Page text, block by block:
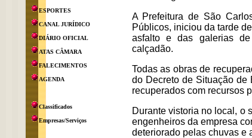
ESPORTES
CANAL JURÍDICO
DIÁRIO OFICIAL
ATAS CÂMARA
FALECIMENTOS
AGENDA
Classificados
Empresas/Serviços
A Prefeitura de São
Públicos, iniciou da tarde
asfalto e das galerias
calçadão.
Todas as obras de
do Decreto de Situação de
recuperados com recursos
Durante vistoria no local, o
engenheiros da empresa
deteriorado pelas chuvas e